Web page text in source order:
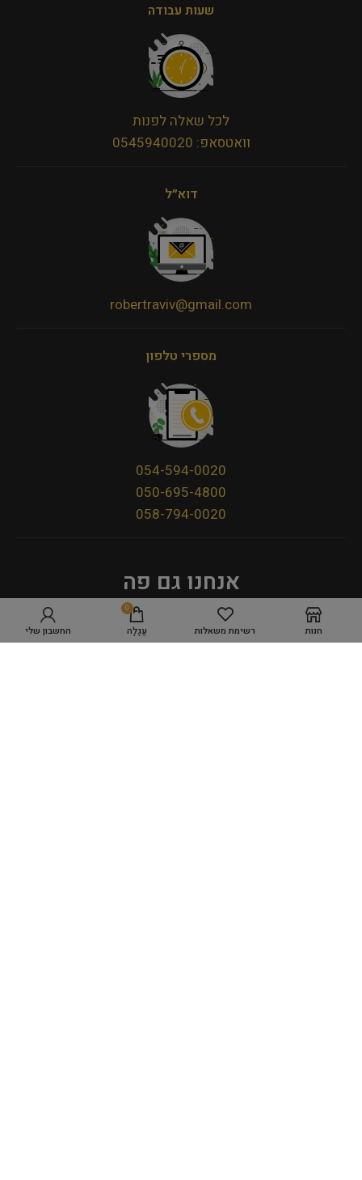
שעות עבודה
לכל שאלה לפנות
וואטסאפ: 0545940020
דוא״ל
robertraviv@gmail.com
מספרי טלפון
054-594-0020
050-695-4800
058-794-0020
אנחנו גם פה
חנות רשימת משאלות
0
עֲגָלָה החשבון שלי